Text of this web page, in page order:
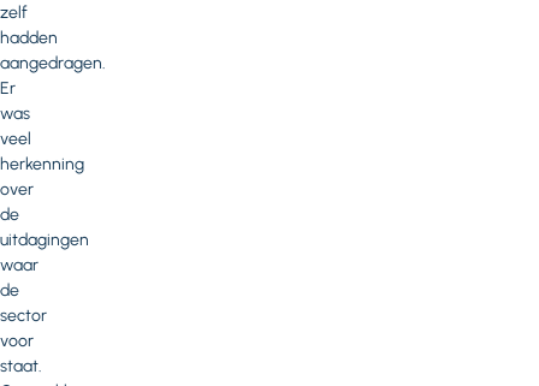
zelf
hadden
aangedragen.
Er
was
veel
herkenning
over
de
uitdagingen
waar
de
sector
voor
staat.